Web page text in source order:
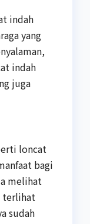
indah
yang
indah
juga
loncat
bagi
melihat
terlihat
sudah